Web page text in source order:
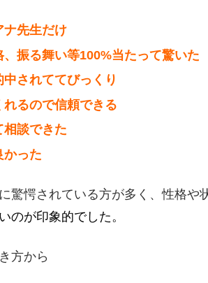
ナ先生だけ
振る舞い等100%当たって驚いた
されててびっくり
るので信頼できる
相談できた
かった
驚愕されている方が多く、性格や
のが印象的でした。
方から